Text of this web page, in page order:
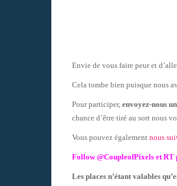
Envie de vous faire peur et
Cela tombe bien puisque nous
Pour participer, envoyez-nous
chance d’être tiré au sort nous
Vous pouvez également nous
Follow @CoupleofPixels et RT
Les places n’étant valables